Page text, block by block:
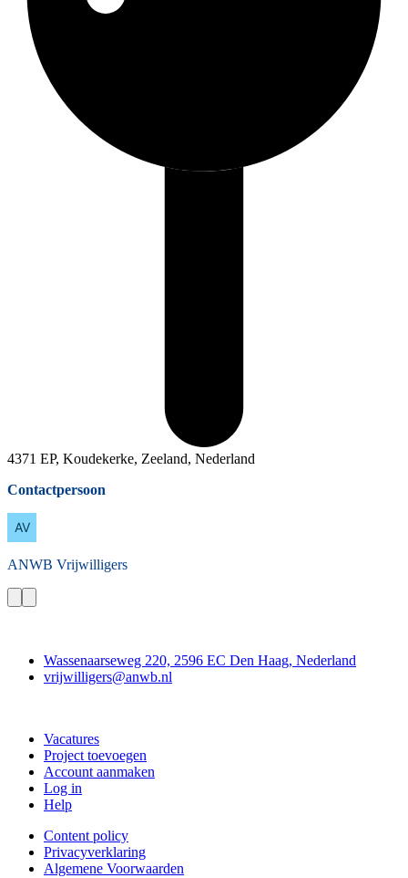
4371 EP, Koudekerke, Zeeland, Nederland
Contactpersoon
ANWB Vrijwilligers
Wassenaarseweg 220, 2596 EC Den Haag, Nederland
vrijwilligers@anwb.nl
Vacatures
Project toevoegen
Account aanmaken
Log in
Help
Content policy
Privacyverklaring
Algemene Voorwaarden